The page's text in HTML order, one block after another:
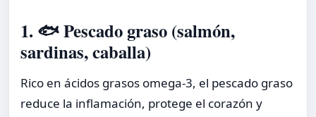
1. 🐟 Pescado graso (salmón,
sardinas, caballa)
Rico en ácidos grasos omega-3, el pescado graso
reduce la inflamación, protege el corazón y